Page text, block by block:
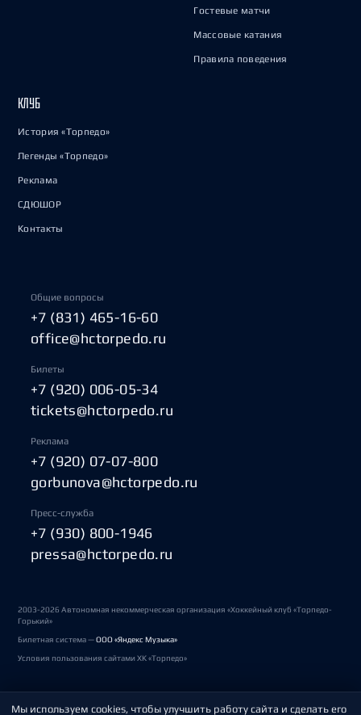
Гостевые матчи
Массовые катания
Правила поведения
КЛУБ
История «Торпедо»
Легенды «Торпедо»
Реклама
СДЮШОР
Контакты
Общие вопросы
+7 (831) 465-16-60
office@hctorpedo.ru
Билеты
+7 (920) 006-05-34
tickets@hctorpedo.ru
Реклама
+7 (920) 07-07-800
gorbunova@hctorpedo.ru
Пресс-служба
+7 (930) 800-1946
pressa@hctorpedo.ru
2003-2026 Автономная некоммерческая организация «Хоккейный клуб «Торпедо-
Горький»
Билетная система —ООО «Яндекс Музыка»
Условия пользования сайтами ХК «Торпедо»
Политика обработки персональных данных
Мы используем cookies, чтобы улучшить работу сайта и сделать его